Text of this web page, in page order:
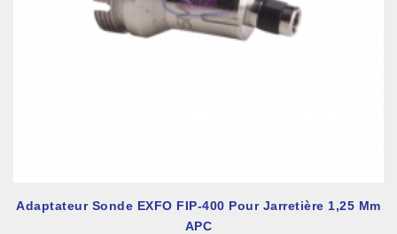
Adaptateur Sonde EXFO FIP-400 Pour Jarretière 1,25 Mm
APC